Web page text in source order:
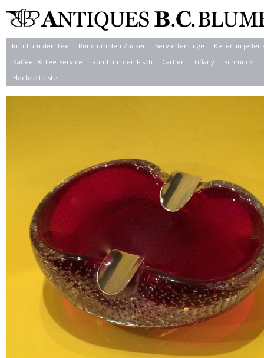
Rund um den Tee Rund um den Zucker Serviettenringe
Kellen in jeder
Kaffee- & Tee-Service
Rund um den Fisch Cartier Tiffany Schmuck
Hochzeitsliste